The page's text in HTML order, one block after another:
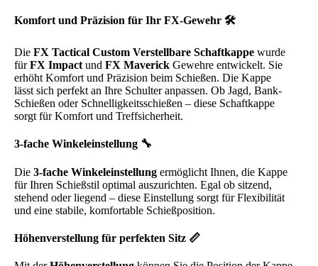
Komfort und Präzision für Ihr FX-Gewehr 🛠️
Die FX Tactical Custom Verstellbare Schaftkappe wurde
fürFX Impact und FX Maverick Gewehre entwickelt. Sie
erhöht Komfort und Präzision beim Schießen. Die Kappe
lässt sich perfekt an Ihre Schulter anpassen. Ob Jagd, Bank-
Schießen oder Schnelligkeitsschießen – diese Schaftkappe
sorgt für Komfort und Treffsicherheit.
3-fache Winkeleinstellung 🔧
Die 3-fache Winkeleinstellung ermöglicht Ihnen, die Kappe
für Ihren Schießstil optimal auszurichten. Egal ob sitzend,
stehend oder liegend – diese Einstellung sorgt für Flexibilität
und eine stabile, komfortable Schießposition.
Höhenverstellung für perfekten Sitz 📏